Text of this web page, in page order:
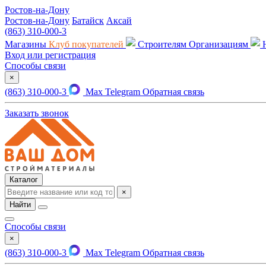
Ростов-на-Дону
Ростов-на-Дону Батайск Аксай
(863) 310-000-3
Магазины Клуб покупателей Строителям Организациям
Вход или регистрация
Способы связи
×
(863) 310-000-3 Max Telegram Обратная связь
Заказать звонок
Каталог
×
Найти
Способы связи
×
(863) 310-000-3 Max Telegram Обратная связь